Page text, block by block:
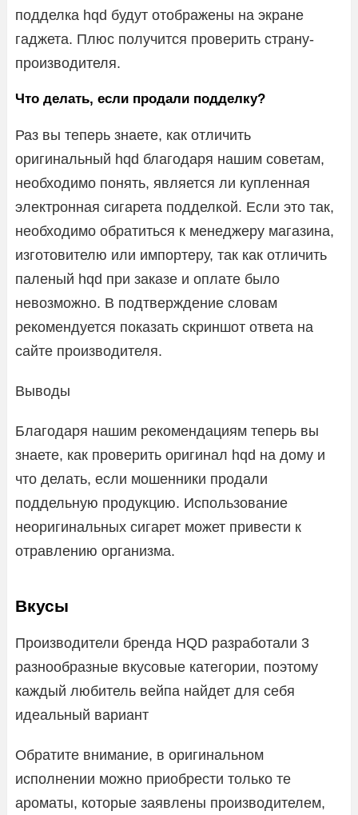
подделка hqd будут отображены на экране
гаджета. Плюс получится проверить страну-
производителя.
Что делать, если продали подделку?
Раз вы теперь знаете, как отличить
оригинальный hqd благодаря нашим советам,
необходимо понять, является ли купленная
электронная сигарета подделкой. Если это так,
необходимо обратиться к менеджеру магазина,
изготовителю или импортеру, так как отличить
паленый hqd при заказе и оплате было
невозможно. В подтверждение словам
рекомендуется показать скриншот ответа на
сайте производителя.
Выводы
Благодаря нашим рекомендациям теперь вы
знаете, как проверить оригинал hqd на дому и
что делать, если мошенники продали
поддельную продукцию. Использование
неоригинальных сигарет может привести к
отравлению организма.
Вкусы
Производители бренда HQD разработали 3
разнообразные вкусовые категории, поэтому
каждый любитель вейпа найдет для себя
идеальный вариант
Обратите внимание, в оригинальном
исполнении можно приобрести только те
ароматы, которые заявлены производителем,